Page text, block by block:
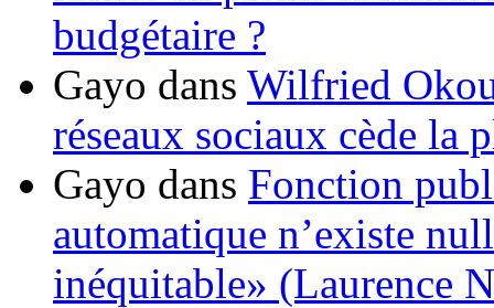
budgétaire ?
Gayo dans Wilfried
réseaux sociaux cède la
Gayo dans Fonction
automatique n’existe
inéquitable» (Laurence